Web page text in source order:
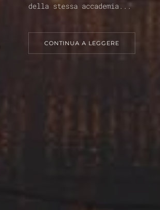
della stessa accademia...
CONTINUA A LEGGERE